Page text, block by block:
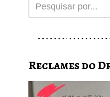
Reclames do